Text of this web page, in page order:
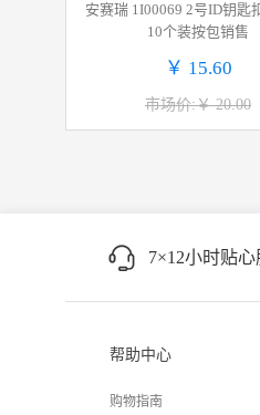
安赛瑞 1I00069 2号ID钥匙
10个装按包销售
￥ 15.60
市场价:￥ 20.00
7×12小时贴心
帮助中心
购物指南